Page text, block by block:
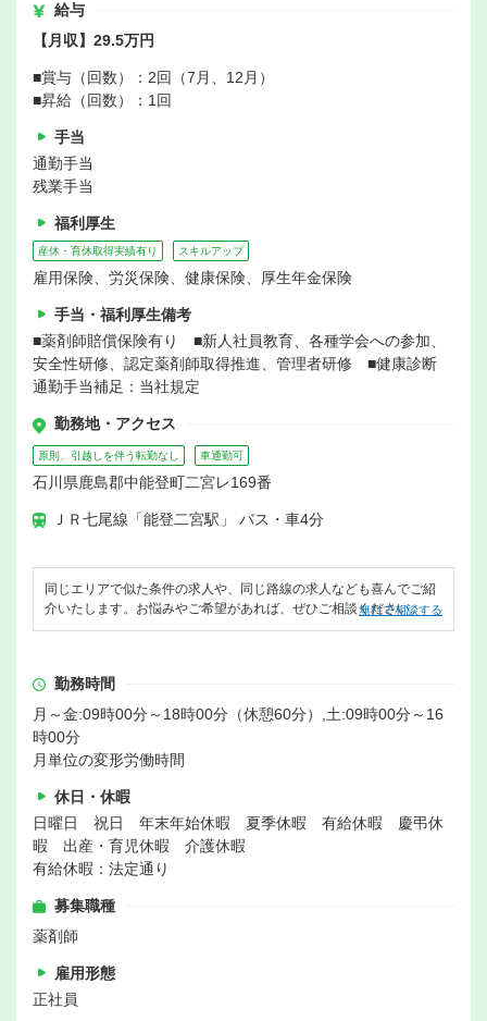
給与
【月収】29.5万円
■賞与（回数）：2回（7月、12月）
■昇給（回数）：1回
手当
通勤手当
残業手当
福利厚生
産休・育休取得実績有り スキルアップ
雇用保険、労災保険、健康保険、厚生年金保険
手当・福利厚生備考
■薬剤師賠償保険有り ■新人社員教育、各種学会への参加、
安全性研修、認定薬剤師取得推進、管理者研修 ■健康診断
通勤手当補足：当社規定
勤務地・アクセス
原則、引越しを伴う転勤なし 車通勤可
石川県鹿島郡中能登町二宮レ169番
ＪＲ七尾線「能登二宮駅」 バス・車4分
同じエリアで似た条件の求人や、同じ路線の求人なども喜んでご紹
介いたします。お悩みやご希望があれば、ぜひご相談ください。
無料で相談する
勤務時間
月～金:09時00分～18時00分（休憩60分）,土:09時00分～16
時00分
月単位の変形労働時間
休日・休暇
日曜日 祝日 年末年始休暇 夏季休暇 有給休暇 慶弔休
暇 出産・育児休暇 介護休暇
有給休暇：法定通り
募集職種
薬剤師
雇用形態
正社員